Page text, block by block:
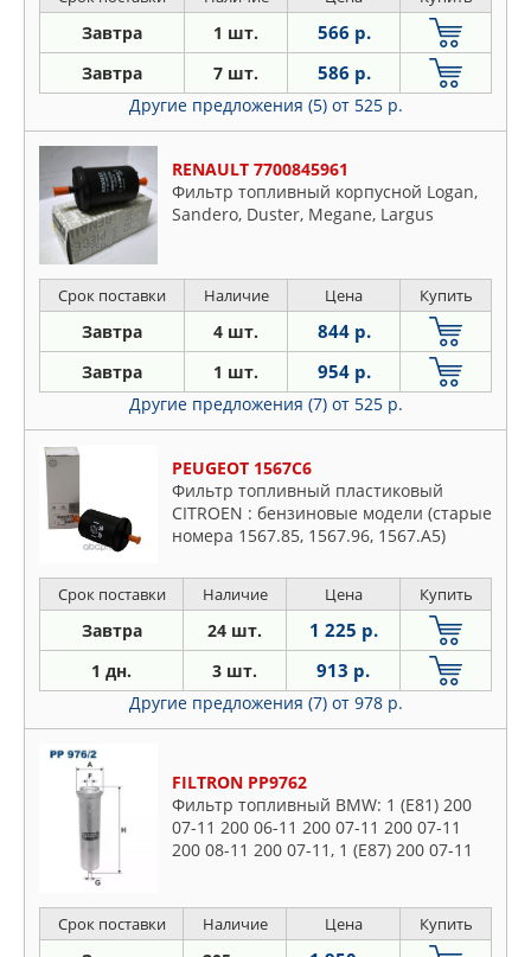
Завтра 1 шт. 566 р.
Завтра 7 шт. 586 р.
Другие предложения (5) от 525 р.
RENAULT 7700845961
Фильтр топливный корпусной Logan,
Sandero, Duster, Megane, Largus
Срок поставки Наличие Цена Купить
Завтра 4 шт. 844 р.
Завтра 1 шт. 954 р.
Другие предложения (7) от 525 р.
PEUGEOT 1567C6
Фильтр топливный пластиковый
CITROEN : бензиновые модели (старые
номера 1567.85, 1567.96, 1567.A5)
Срок поставки Наличие Цена Купить
Завтра 24 шт. 1 225 р.
1 дн. 3 шт. 913 р.
Другие предложения (7) от 978 р.
FILTRON PP9762
Фильтр топливный BMW: 1 (E81) 200
07-11 200 06-11 200 07-11 200 07-11
200 08-11 200 07-11, 1 (E87) 200 07-11
Срок поставки Наличие Цена Купить